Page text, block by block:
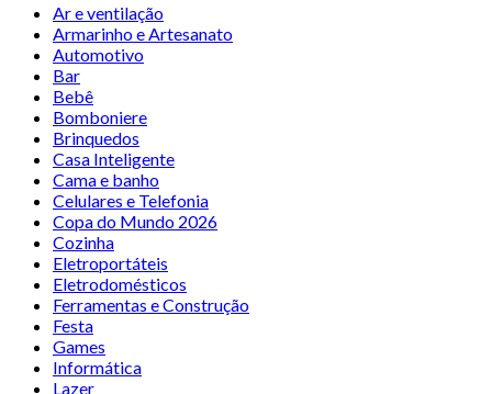
Ar e ventilação
Armarinho e Artesanato
Automotivo
Bar
Bebê
Bomboniere
Brinquedos
Casa Inteligente
Cama e banho
Celulares e Telefonia
Copa do Mundo 2026
Cozinha
Eletroportáteis
Eletrodomésticos
Ferramentas e Construção
Festa
Games
Informática
Lazer